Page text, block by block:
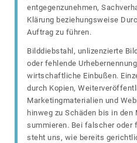
entgegenzunehmen,
Klärung beziehungsweise
Auftrag zu führen.
Bilddiebstahl, unlizenzierte
oder fehlende
wirtschaftliche Einbußen.
durch Kopien,
Marketingmaterialien und
hinweg zu Schäden bis in den
summieren. Bei falscher oder
steht uns, wie bereits